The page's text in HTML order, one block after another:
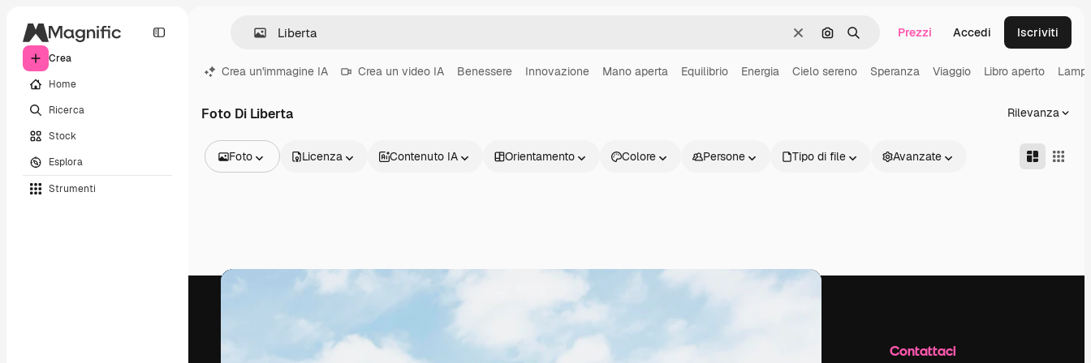
Crea
Home
Ricerca
Stock
Esplora
Strumenti
CancellaCerca per immagine
Ricerca Prezzi Accedi Iscriviti
Crea un'immagine IA Crea un video IA Benessere Innovazione Mano aperta Equilibrio Energia Cielo sereno Speranza Viaggio Libro aperto
Foto Di Liberta Rilevanza
Foto
Video
Licenza Contenuto IA Orientamento Colore Persone Tipo di file Avanzate
Prodotti Inizia Contattaci